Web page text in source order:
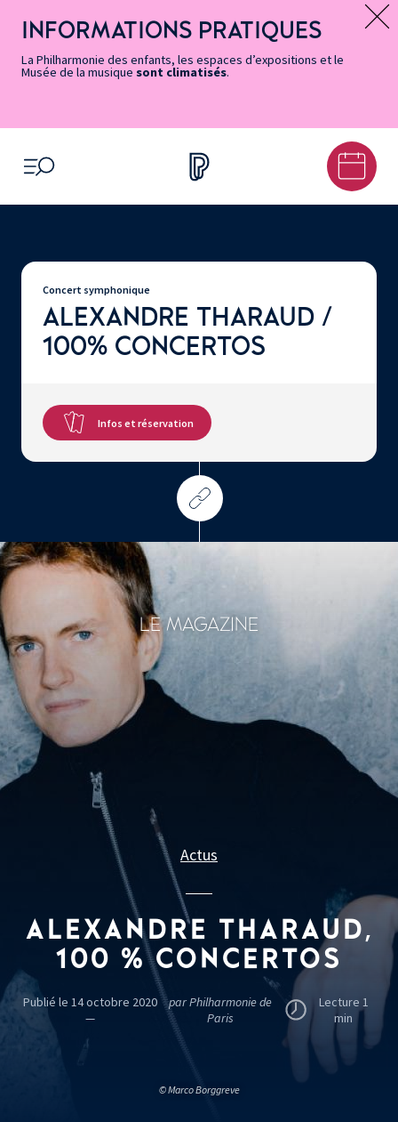
page
Accessibilité
accès
rapides
principal
contenu
principal
page
Message d’information
INFORMATIONS PRATIQUES
La Philharmonie des enfants, les espaces d’expositions et le
Musée de la musique sont climatisés.
OUVRIR LE MENU
Concert symphonique
ALEXANDRE THARAUD /
100% CONCERTOS
Infos et réservation
LE MAGAZINE
Actus
ALEXANDRE THARAUD,
100 % CONCERTOS
Publié le 14 octobre 2020
—
par Philharmonie de
Paris
Lecture 1
min
© Marco Borggreve